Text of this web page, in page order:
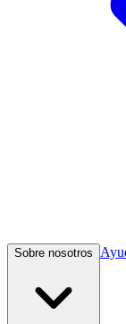
Sobre nosotros